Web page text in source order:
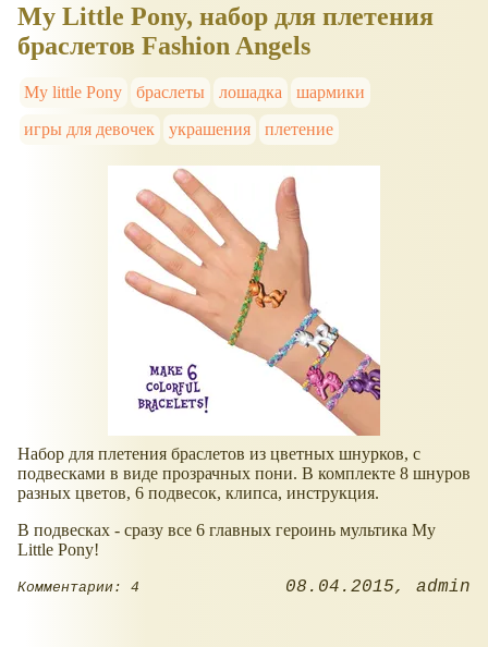
My Little Pony, набор для плетения
браслетов Fashion Angels
My little Pony браслеты лошадка
шармики
игры для девочек
украшения плетение
Набор для плетения браслетов из цветных шнурков, с
подвесками в виде прозрачных пони. В комплекте 8 шнуров
разных цветов, 6 подвесок, клипса, инструкция.
В подвесках - сразу все 6 главных героинь мультика My
Little Pony!
Комментарии: 4 08.04.2015 admin